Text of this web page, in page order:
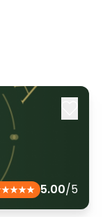
5.00/5